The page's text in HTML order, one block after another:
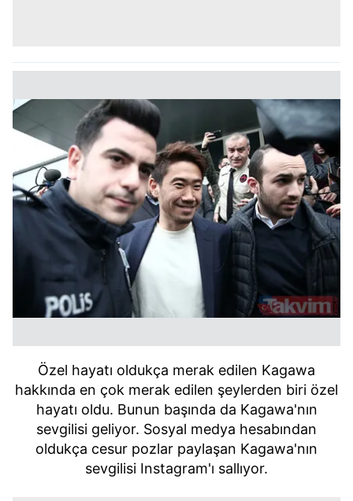
Özel hayatı oldukça merak edilen Kagawa
hakkında en çok merak edilen şeylerden biri özel
hayatı oldu. Bunun başında da Kagawa'nın
sevgilisi geliyor. Sosyal medya hesabından
oldukça cesur pozlar paylaşan Kagawa'nın
sevgilisi Instagram'ı sallıyor.